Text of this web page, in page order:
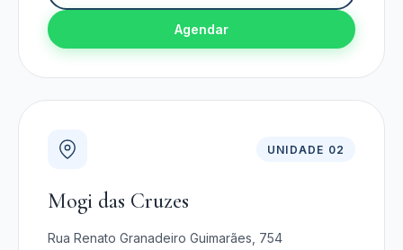
Agendar
UNIDADE 02
Mogi das Cruzes
Rua Renato Granadeiro Guimarães, 754